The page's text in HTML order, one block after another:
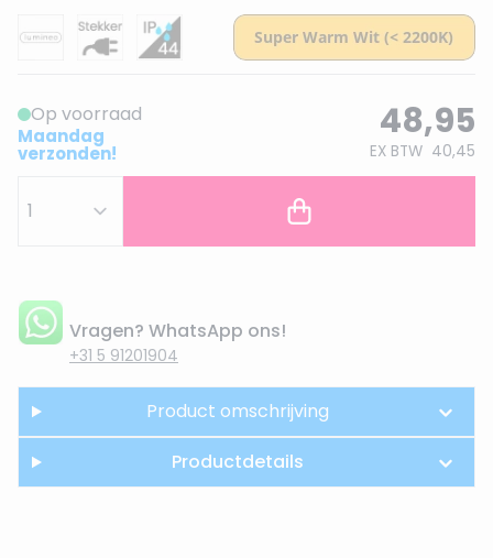
Op voorraad
Maandag
verzonden!
48,95
EX BTW 40,45
Vragen? WhatsApp ons!
+31 5 91201904
Product omschrijving
Productdetails